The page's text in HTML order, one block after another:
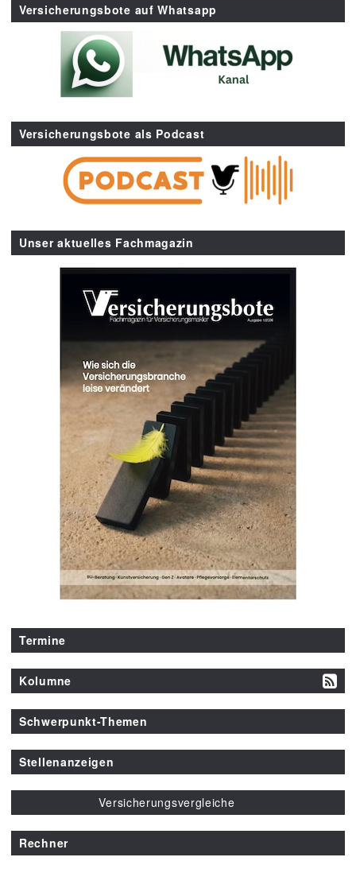
Versicherungsbote auf Whatsapp
Versicherungsbote als Podcast
Unser aktuelles Fachmagazin
Termine
Kolumne
Schwerpunkt-Themen
Stellenanzeigen
Versicherungsvergleiche
Rechner